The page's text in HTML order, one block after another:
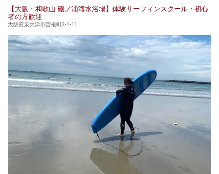
【大阪・和歌山 磯ノ浦海水浴場】体験サーフィンスクール・初心
者の方歓迎
大阪府泉大津市曽根町2-1-11